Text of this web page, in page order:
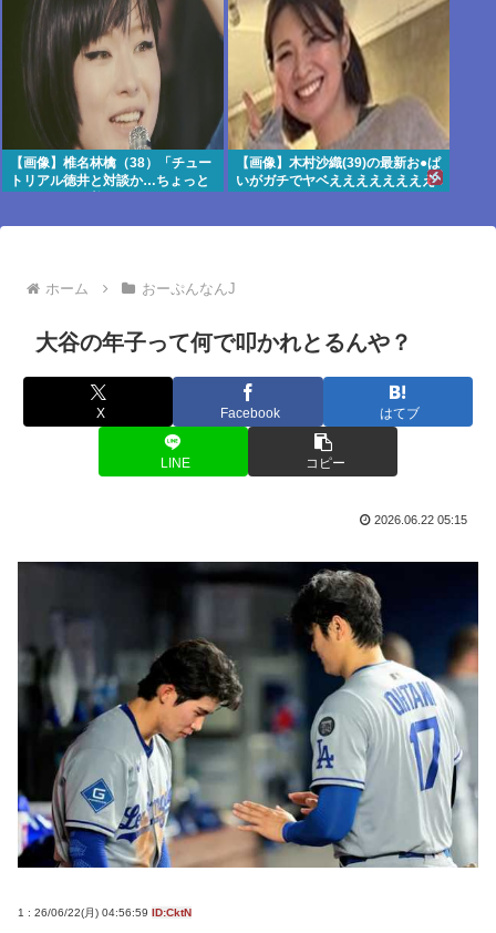
【画像】椎名林檎（38）「チュー
トリアル徳井と対談か…ちょっと
【画像】木村沙織(39)の最新お●ぱ
いがガチでヤベええええええええ
ホーム おーぷんなんJ
大谷の年子って何で叩かれとるんや？
X Facebook はてブ
LINE コピー
2026.06.22 05:15
1 : 26/06/22(月) 04:56:59 ID:CktN